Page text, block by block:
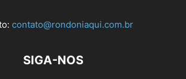
contato@rondoniaqui.com.br
SIGA-NOS